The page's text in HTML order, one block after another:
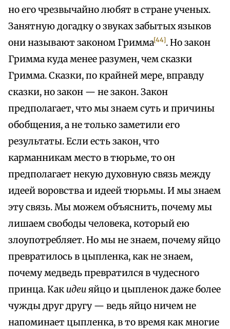
но его чрезвычайно любят в стране ученых.
Занятную догадку о звуках забытых языков
они называют законом Гримма[44]. Но закон
Гримма куда менее разумен, чем сказки
Гримма. Сказки, по крайней мере, вправду
сказки, но закон — не закон. Закон
предполагает, что мы знаем суть и причины
обобщения, а не только заметили его
результаты. Если есть закон, что
карманникам место в тюрьме, то он
предполагает некую духовную связь между
идеей воровства и идеей тюрьмы. И мы знаем
эту связь. Мы можем объяснить, почему мы
лишаем свободы человека, который ею
злоупотребляет. Но мы не знаем, почему яйцо
превратилось в цыпленка, как не знаем,
почему медведь превратился в чудесного
принца. Как идеияйцо и цыпленок даже более
чужды друг другу — ведь яйцо ничем не
напоминает цыпленка, в то время как многие